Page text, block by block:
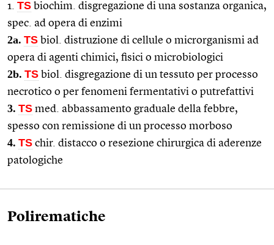
1. TS biochim. disgregazione di una sostanza organica,
spec. ad opera di enzimi
2a. TS biol. distruzione di cellule o microrganismi ad
opera di agenti chimici, fisici o microbiologici
2b. TS biol. disgregazione di un tessuto per processo
necrotico o per fenomeni fermentativi o putrefattivi
3. TS med. abbassamento graduale della febbre,
spesso con remissione di un processo morboso
4. TS chir. distacco o resezione chirurgica di aderenze
patologiche
Polirematiche